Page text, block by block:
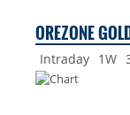
OREZONE
Intraday 1W